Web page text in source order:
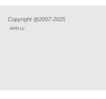
Copyright @2007-2025
ARM Llc